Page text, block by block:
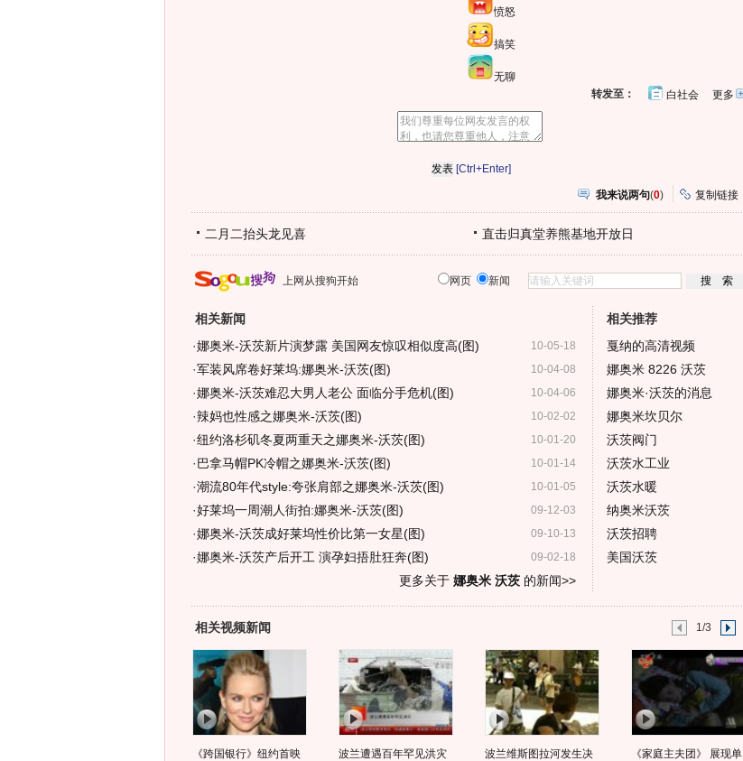
愤怒
搞笑
无聊
更多开
转发至： 白社会
[Ctrl+Enter]
我来说两句(0) 复制链接
二月二抬头龙见喜 直击归真堂养熊基地开放日
上网从搜狗开始 网页 新闻
相关新闻
10-05-18
·娜奥米-沃茨新片演梦露 美国网友惊叹相似度高(图)
10-04-08
·军装风席卷好莱坞:娜奥米-沃茨(图)
10-04-06
·娜奥米-沃茨难忍大男人老公 面临分手危机(图)
10-02-02
·辣妈也性感之娜奥米-沃茨(图)
10-01-20
·纽约洛杉矶冬夏两重天之娜奥米-沃茨(图)
10-01-14
·巴拿马帽PK冷帽之娜奥米-沃茨(图)
10-01-05
·潮流80年代style:夸张肩部之娜奥米-沃茨(图)
09-12-03
·好莱坞一周潮人街拍:娜奥米-沃茨(图)
09-10-13
·娜奥米-沃茨成好莱坞性价比第一女星(图)
09-02-18
·娜奥米-沃茨产后开工 演孕妇捂肚狂奔(图)
更多关于 娜奥米 沃茨的新闻>>
相关推荐
戛纳的高清视频
娜奥米 8226 沃茨
娜奥米·沃茨的消息
娜奥米坎贝尔
沃茨阀门
沃茨水工业
沃茨水暖
纳奥米沃茨
沃茨招聘
美国沃茨
相关视频新闻 1/3
《跨国银行》纽约首映
波兰遭遇百年罕见洪灾
波兰维斯图拉河发生决
《家庭主夫团》 展现单